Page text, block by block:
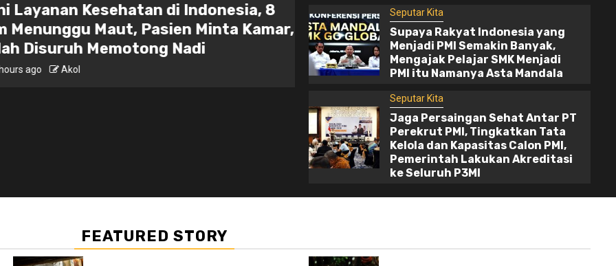
Layanan Kesehatan di Indonesia, 8
Menunggu Maut, Pasien Minta Kamar,
Disuruh Memotong Nadi
ago Akol
Supaya Rakyat Indonesia yang Menjadi
PMI Semakin Banyak, Mengajak Pelajar
SMK Menjadi PMI itu Namanya Asta
Mandala
Seputar Kita
Supaya Rakyat Indonesia yang
Menjadi PMI Semakin Banyak,
Mengajak Pelajar SMK Menjadi
PMI itu Namanya Asta Mandala
Seputar Kita
Jaga Persaingan Sehat Antar PT
Perekrut PMI, Tingkatkan Tata
Kelola dan Kapasitas Calon PMI,
Pemerintah Lakukan Akreditasi
ke Seluruh P3MI
FEATURED STORY